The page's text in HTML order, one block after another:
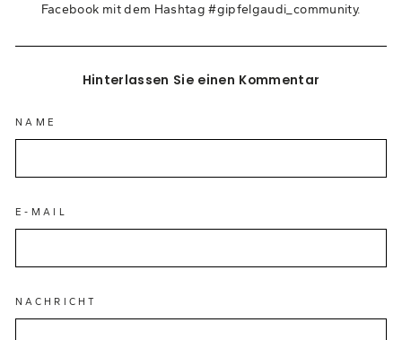
Facebook mit dem Hashtag #gipfelgaudi_community.
Hinterlassen Sie einen Kommentar
NAME
E-MAIL
NACHRICHT